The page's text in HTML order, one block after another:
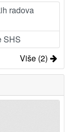
radova
SHS
Više (2)